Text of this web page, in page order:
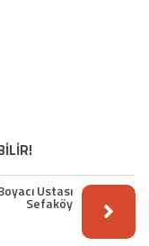
Ustası
Sefaköy